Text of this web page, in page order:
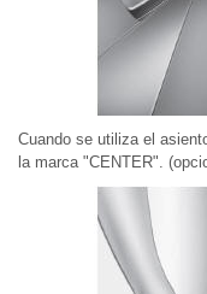
Cuando se utiliza el
la marca "CENTER".